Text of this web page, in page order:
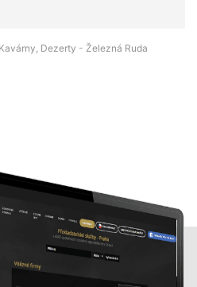
Dezerty - Železná Ruda